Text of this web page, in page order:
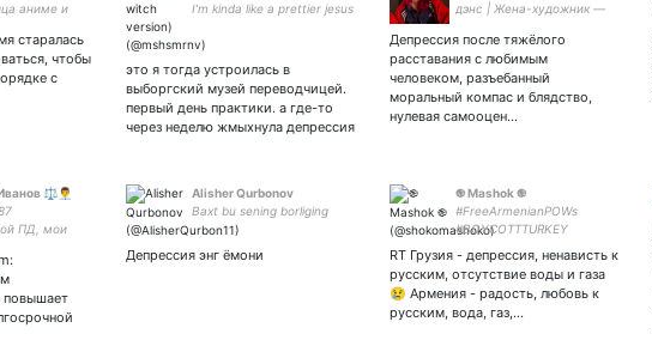
аниме и
и
сомнения
старалась
чтобы
с
I’m kinda like a prettier jesus
это я тогда устроилась в
выборгский музей переводчицей.
первый день практики. а где-то
через неделю жмыхнула депрессия
дэнс | Жена-художник —
Депрессия после тяжёлого
расставания с любимым
человеком, разъебанный
моральный компас и блядство,
нулевая самооцен…
⚖️👨‍💼
ПД, мои
лайк ≠
повышает
Alisher Qurbonov
Baxt bu sening borliging
Депрессия энг ёмони
֎ Mashok ֎
#FreeArmenianPOWs
#BOYCOTTTURKEY
#sanctionazerbaijan
#freeArmenianHostages
#NoJetsForTurkey
RT Грузия - депрессия, ненависть к
русским, отсутствие воды и газа
😢 Армения - радость, любовь к
русским, вода, газ,…